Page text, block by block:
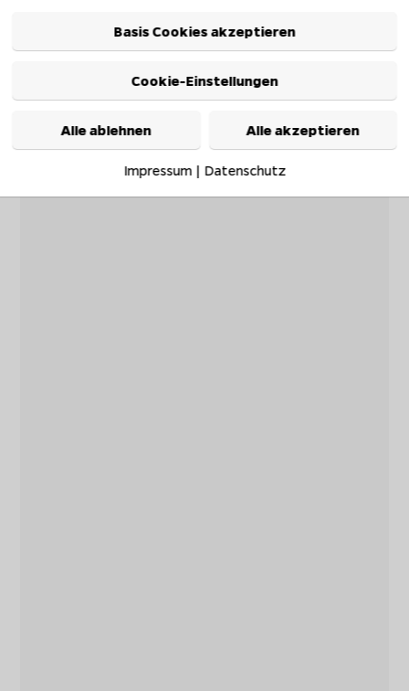
Basis Cookies akzeptieren
Cookie-Einstellungen
Alle ablehnen Alle akzeptieren
Impressum| Datenschutz